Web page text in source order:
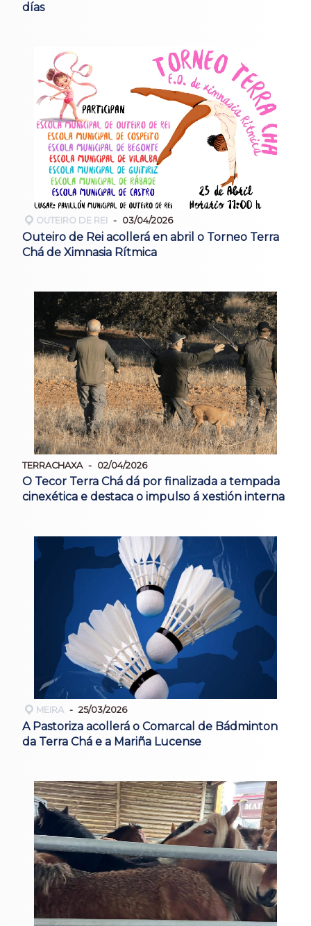
días
OUTEIRO DE REI 03/04/2026
Outeiro de Rei acollerá en abril o Torneo Terra
Chá de Ximnasia Rítmica
TERRACHAXA 02/04/2026
O Tecor Terra Chá dá por finalizada a tempada
cinexética e destaca o impulso á xestión interna
MEIRA 25/03/2026
A Pastoriza acollerá o Comarcal de Bádminton
da Terra Chá e a Mariña Lucense